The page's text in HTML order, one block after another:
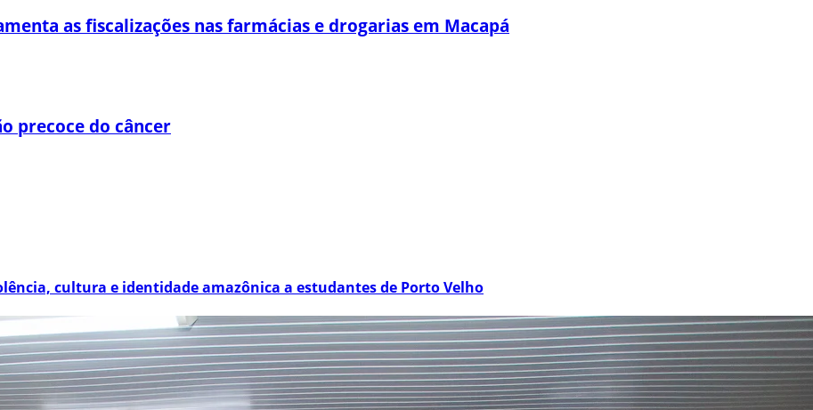
as fiscalizações nas farmácias e drogarias em Macapá
precoce do câncer
cultura e identidade amazônica a estudantes de Porto Velho